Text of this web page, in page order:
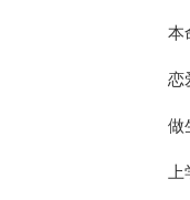
本
恋
做